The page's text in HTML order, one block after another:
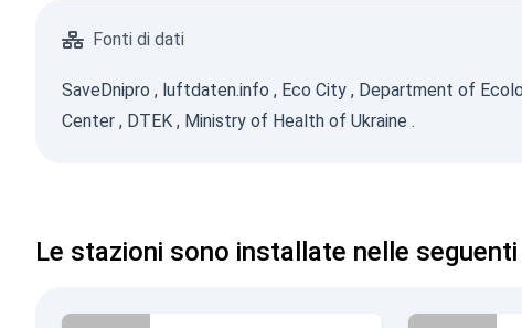
Fonti di dati
SaveDnipro , luftdaten.info , Eco City , Department of
Center , DTEK , Ministry of Health of Ukraine .
Le stazioni sono installate nelle